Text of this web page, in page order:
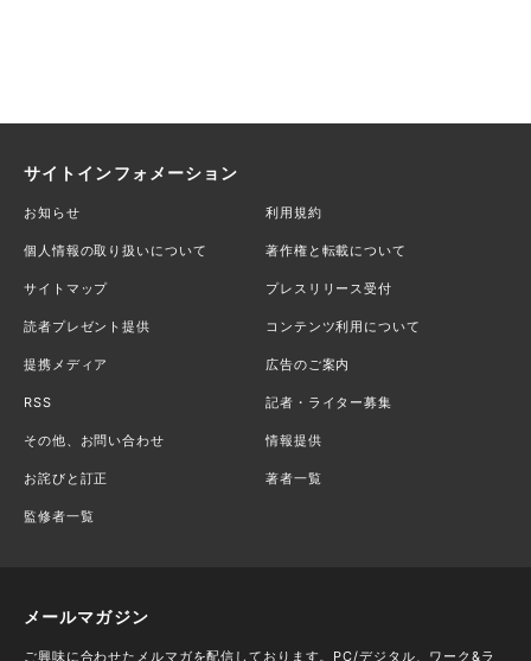
サイトインフォメーション
お知らせ 利用規約
個人情報の取り扱いについて 著作権と転載について
サイトマップ プレスリリース受付
読者プレゼント提供 コンテンツ利用について
提携メディア 広告のご案内
RSS 記者・ライター募集
その他、お問い合わせ 情報提供
お詫びと訂正 著者一覧
監修者一覧
メールマガジン
ご興味に合わせたメルマガを配信しております。PC/デジタル、ワーク&ラ